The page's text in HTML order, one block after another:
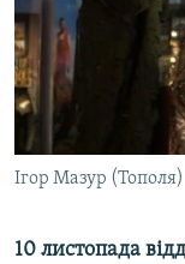
ВІДЕОУРОКИ
СВІДЧЕННЯ ОКУПАЦІЇ
УКРАЇНСЬКА
Русский
Qırımtatar
Усі сайти RFE/
Ігор Мазур (Тополя)
10 листопада